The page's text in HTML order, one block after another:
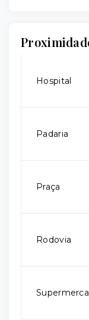
Hospital
Padaria
Praça
Rodovia